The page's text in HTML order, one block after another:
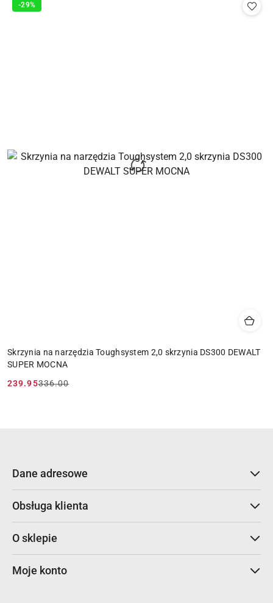
promocyjna:
przed
Skrzynia na narzędzia Toughsystem 2,0 skrzynia DS300 DEWALT
SUPER MOCNA
Cena
239.95
Cena
336.00
-29%
Dane adresowe
Obsługa klienta
O sklepie
Moje konto